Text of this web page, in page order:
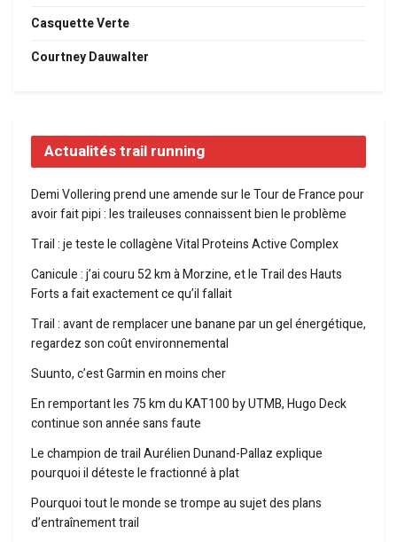
Casquette Verte
Courtney Dauwalter
Actualités trail running
Demi Vollering prend une amende sur le Tour de France pour
avoir fait pipi : les traileuses connaissent bien le problème
Trail : je teste le collagène Vital Proteins Active Complex
Canicule : j’ai couru 52 km à Morzine, et le Trail des Hauts
Forts a fait exactement ce qu’il fallait
Trail : avant de remplacer une banane par un gel énergétique,
regardez son coût environnemental
Suunto, c’est Garmin en moins cher
En remportant les 75 km du KAT100 by UTMB, Hugo Deck
continue son année sans faute
Le champion de trail Aurélien Dunand-Pallaz explique
pourquoi il déteste le fractionné à plat
Pourquoi tout le monde se trompe au sujet des plans
d’entraînement trail